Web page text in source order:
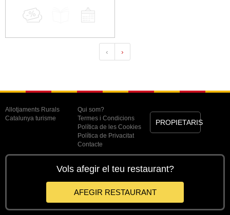
‹ ›
Allotjaments Rurals
Catalunya turisme
Qui som?
Termes i Condicions
Política de les Cookies
Política de Privacitat
Contacte
PROPIETARIS
Vols afegir el teu restaurant?
AFEGIR RESTAURANT